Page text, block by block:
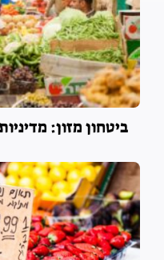
ביטחון מזון: מדיניות